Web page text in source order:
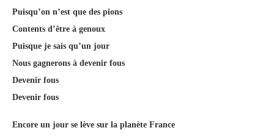
Puisqu’on n’est que des pions
Contents d’être à genoux
Puisque je sais qu’un jour
Nous gagnerons à devenir fous
Devenir fous
Devenir fous
Encore un jour se lève sur la planète France